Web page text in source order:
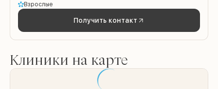
Взрослые
Получить контакт
Клиники на карте